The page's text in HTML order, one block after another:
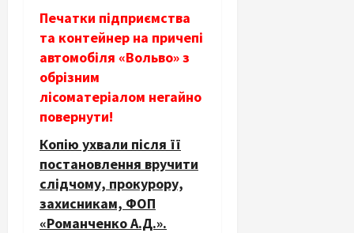
Печатки підприємства
та контейнер на причепі
автомобіля «Вольво» з
обрізним
лісоматеріалом негайно
повернути!
Копію ухвали після її
постановлення вручити
слідчому, прокурору,
захисникам, ФОП
«Романченко А.Д.».